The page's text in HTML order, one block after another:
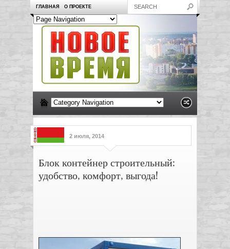
ГЛАВНАЯ О ПРОЕКТЕ
2 июля, 2014
Блок контейнер строительный:
удобство, комфорт, выгода!